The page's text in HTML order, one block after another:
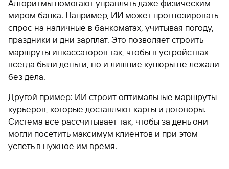
Алгоритмы помогают управлять даже физическим
миром банка. Например, ИИ может прогнозировать
спрос на наличные в банкоматах, учитывая погоду,
праздники и дни зарплат. Это позволяет строить
маршруты инкассаторов так, чтобы в устройствах
всегда были деньги, но и лишние купюры не лежали
без дела.
Другой пример: ИИ строит оптимальные маршруты
курьеров, которые доставляют карты и договоры.
Система все рассчитывает так, чтобы за день они
могли посетить максимум клиентов и при этом
успеть в нужное им время.